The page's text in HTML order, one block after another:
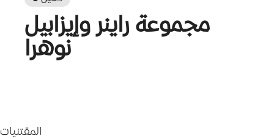
مجموعة راينر وإيزابيل
نوهرا
المقتنيات